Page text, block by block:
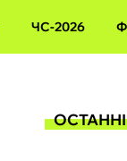
ЧС-2026